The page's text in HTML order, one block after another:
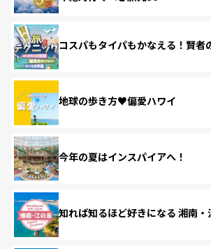
コスパもタイパもかなえる！賢者
地球の歩き方♥偏愛ハワイ
今年の夏はインスパイアへ！
知れば知るほど好きになる 湘南・